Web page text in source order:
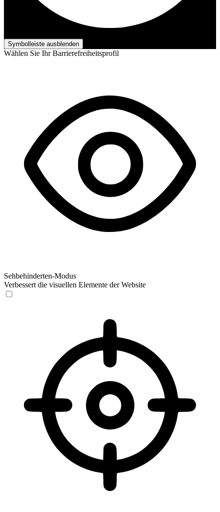
Symbolleiste ausblenden
Wählen Sie Ihr Barrierefreiheitsprofil
Sehbehinderten-Modus
Verbessert die visuellen Elemente der Website